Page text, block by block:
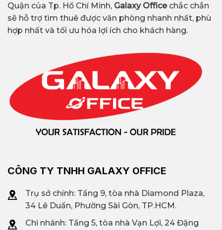
Quận của Tp. Hồ Chí Minh, Galaxy Office chắc chắn
sẽ hỗ trợ tìm thuê được văn phòng nhanh nhất, phù
hợp nhất và tối ưu hóa lợi ích cho khách hàng.
CÔNG TY TNHH GALAXY OFFICE
Trụ sở chính: Tầng 9, tòa nhà Diamond Plaza,
34 Lê Duẩn, Phường Sài Gòn, TP.HCM.
Chi nhánh: Tầng 5, tòa nhà Vạn Lợi, 24 Đặng